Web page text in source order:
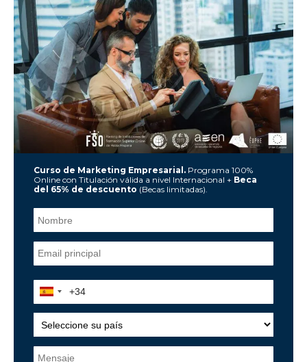
Curso de Marketing Empresarial.Programa 100%
Online con Titulación válida a nivel Internacional + Beca
del 65% de descuento (Becas limitadas).